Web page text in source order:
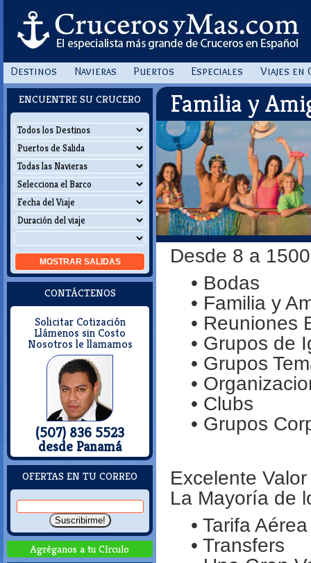
Destinos Navieras Puertos Especiales Viajes en
ENCUENTRE SU CRUCERO
MOSTRAR SALIDAS
CONTÁCTENOS
Solicitar Cotización
Llámenos sin Costo
Nosotros le llamamos
(507) 836 5523
desde Panamá
OFERTAS EN TU CORREO
Agréganos a tu Círculo
Familia y
Desde 8 a
• Bodas
• Familia y
• Reuniones
• Grupos de
• Grupos
•
• Clubs
• Grupos
Excelente
La Mayoría de
• Tarifa
• Transfers